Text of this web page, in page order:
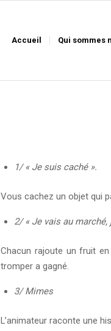
Accueil Qui sommes
1/ « Je suis caché ».
Vous cachez un objet qui
2/ « Je vais au marché,
Chacun rajoute un fruit
tromper a gagné.
3/ Mimes
L’animateur raconte une